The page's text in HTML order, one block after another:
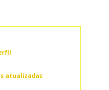
atualizadas